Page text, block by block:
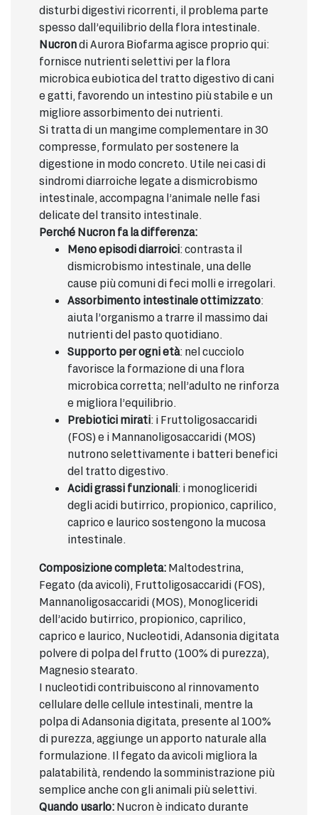
disturbi digestivi ricorrenti, il problema parte
spesso dall’equilibrio della flora intestinale.
Nucrondi Aurora Biofarma agisce proprio qui:
fornisce nutrienti selettivi per la flora
microbica eubiotica del tratto digestivo di cani
e gatti, favorendo un intestino più stabile e un
migliore assorbimento dei nutrienti.
Si tratta di un mangime complementare in 30
compresse, formulato per sostenere la
digestione in modo concreto. Utile nei casi di
sindromi diarroiche legate a dismicrobismo
intestinale, accompagna l’animale nelle fasi
delicate del transito intestinale.
Perché Nucron fa la differenza:
Meno episodi diarroici: contrasta il
dismicrobismo intestinale, una delle
cause più comuni di feci molli e irregolari.
Assorbimento intestinale ottimizzato:
aiuta l’organismo a trarre il massimo dai
nutrienti del pasto quotidiano.
Supporto per ogni età: nel cucciolo
favorisce la formazione di una flora
microbica corretta; nell’adulto ne rinforza
e migliora l’equilibrio.
Prebiotici mirati: i Fruttoligosaccaridi
(FOS) e i Mannanoligosaccaridi (MOS)
nutrono selettivamente i batteri benefici
del tratto digestivo.
Acidi grassi funzionali: i monogliceridi
degli acidi butirrico, propionico, caprilico,
caprico e laurico sostengono la mucosa
intestinale.
Composizione completa: Maltodestrina,
Fegato (da avicoli), Fruttoligosaccaridi (FOS),
Mannanoligosaccaridi (MOS), Monogliceridi
dell’acido butirrico, propionico, caprilico,
caprico e laurico, Nucleotidi, Adansonia digitata
polvere di polpa del frutto (100% di purezza),
Magnesio stearato.
I nucleotidi contribuiscono al rinnovamento
cellulare delle cellule intestinali, mentre la
polpa di Adansonia digitata, presente al 100%
di purezza, aggiunge un apporto naturale alla
formulazione. Il fegato da avicoli migliora la
palatabilità, rendendo la somministrazione più
semplice anche con gli animali più selettivi.
Quando usarlo: Nucron è indicato durante